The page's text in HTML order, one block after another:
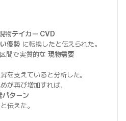
物テイカー CVD
優勢 に転換したと伝えられた。
間で実質的な 現物需要
を支えていると分析した。
が再び増加すれば、
パターン
伝えた。